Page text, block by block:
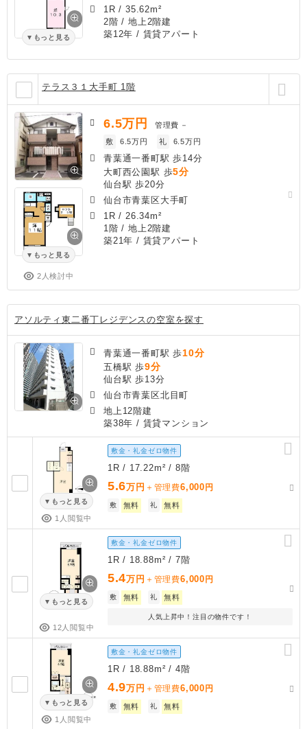
もっと見る
1R /35.62m²
2階 / 地上2階建
築12年 / 賃貸アパート
テラス３１大手町 1階
もっと見る
2人検討中
6.5万円 管理費 －
敷
6.5万円 礼 6.5万円
青葉通一番町駅 歩14分
大町西公園駅 歩5分
仙台駅 歩20分
仙台市青葉区大手町
1R / 26.34m²
1階 / 地上2階建
築21年 / 賃貸アパート
アソルティ東二番丁レジデンスの空室を探す
青葉通一番町駅 歩10分
五橋駅 歩9分
仙台駅 歩13分
仙台市青葉区北目町
地上12階建
築38年 / 賃貸マンション
もっと見る
1人閲覧中
敷金・礼金ゼロ物件
1R / 17.22m² / 8階
5.6万円 ＋管理費6,000 円
敷 無料 礼 無料
もっと見る
12人閲覧中
敷金・礼金ゼロ物件
1R / 18.88m² / 7階
5.4万円 ＋管理費6,000 円
敷 無料 礼 無料
人気上昇中！注目の物件です！
もっと見る
1人閲覧中
敷金・礼金ゼロ物件
1R / 18.88m² / 4階
4.9万円 ＋管理費6,000 円
敷 無料 礼 無料